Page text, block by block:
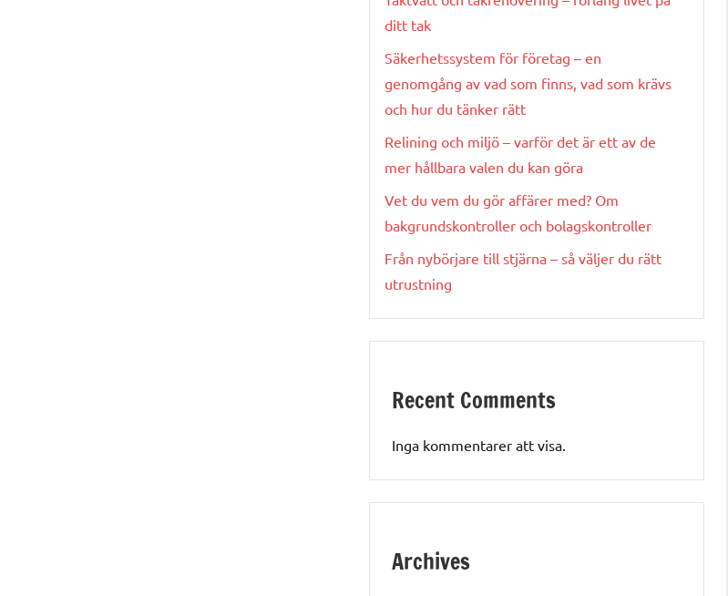
ditt tak
Säkerhetssystem för företag – en
genomgång av vad som finns, vad som krävs
och hur du tänker rätt
Relining och miljö – varför det är ett av de
mer hållbara valen du kan göra
Vet du vem du gör affärer med? Om
bakgrundskontroller och bolagskontroller
Från nybörjare till stjärna – så väljer du rätt
utrustning
Recent Comments
Inga kommentarer att visa.
Archives